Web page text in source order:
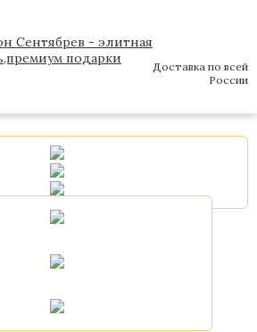
Доставка по всей
России